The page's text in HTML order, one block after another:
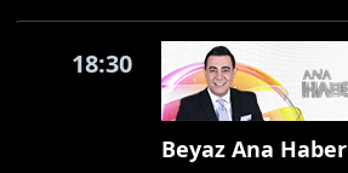
18:30
Beyaz Ana Haber